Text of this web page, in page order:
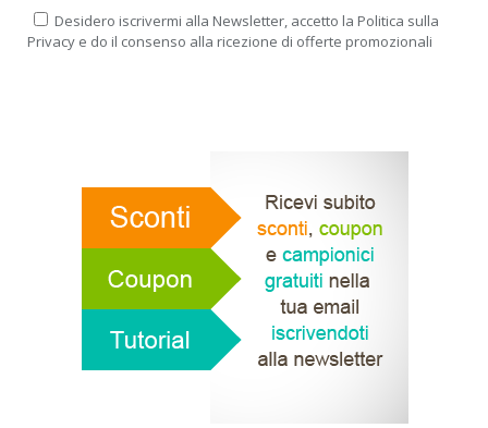
Desidero iscrivermi alla Newsletter, accetto la Politica sulla
Privacy e do il consenso alla ricezione di offerte promozionali